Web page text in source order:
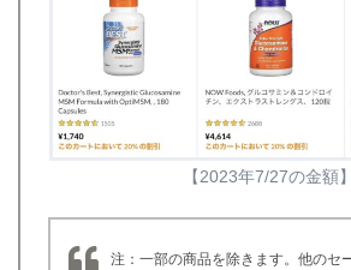
【2023年7/27の金額】
注：一部の商品を除きます。他のセ